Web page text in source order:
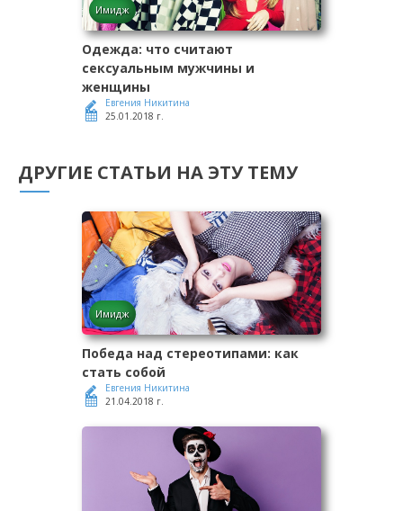
Имидж
Одежда: что считают
сексуальным мужчины и
женщины
Евгения Никитина
25.01.2018 г.
ДРУГИЕ СТАТЬИ НА ЭТУ ТЕМУ
Имидж
Победа над стереотипами: как
стать собой
Евгения Никитина
21.04.2018 г.